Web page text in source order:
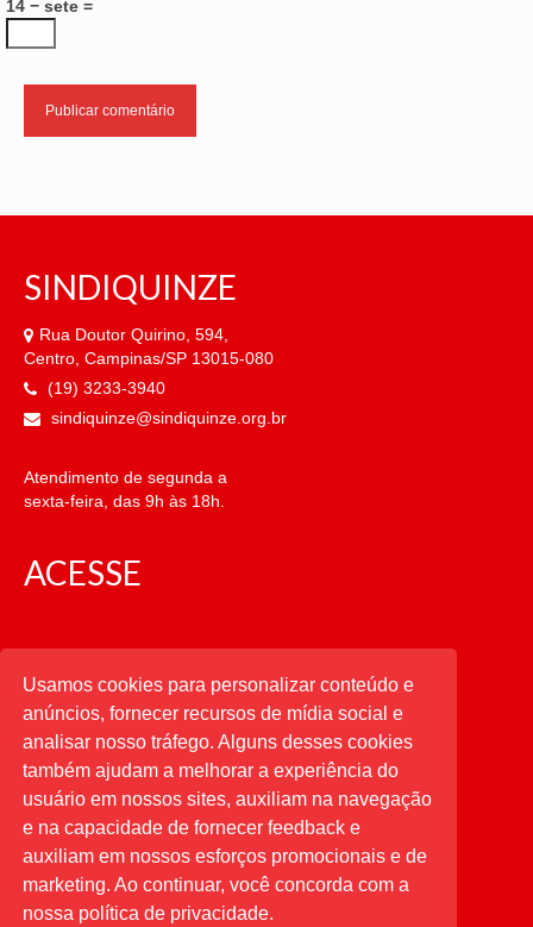
14 − sete =
SINDIQUINZE
Rua Doutor Quirino, 594,
Centro, Campinas/SP 13015-080
(19) 3233-3940
sindiquinze@sindiquinze.org.br
Atendimento de segunda a
sexta-feira, das 9h às 18h.
ACESSE
CATEGORIAS
CATEGORIAS
PESQUISAR
Buscar
por:
Usamos cookies para personalizar conteúdo e
anúncios, fornecer recursos de mídia social e
analisar nosso tráfego. Alguns desses cookies
também ajudam a melhorar a experiência do
usuário em nossos sites, auxiliam na navegação
e na capacidade de fornecer feedback e
auxiliam em nossos esforços promocionais e de
marketing. Ao continuar, você concorda com a
nossa política de privacidade.